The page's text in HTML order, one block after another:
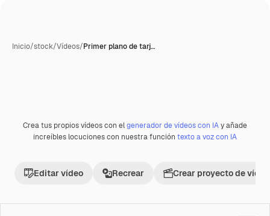
Inicio/stock/Vídeos/Primer plano de tarj…
PremiumGenerada con IA
Crea tus propios vídeos con elgenerador de vídeos con IAy añade
increíbles locuciones con nuestra función texto a voz con IA
Editar vídeo Recrear Crear proyecto de vídeo